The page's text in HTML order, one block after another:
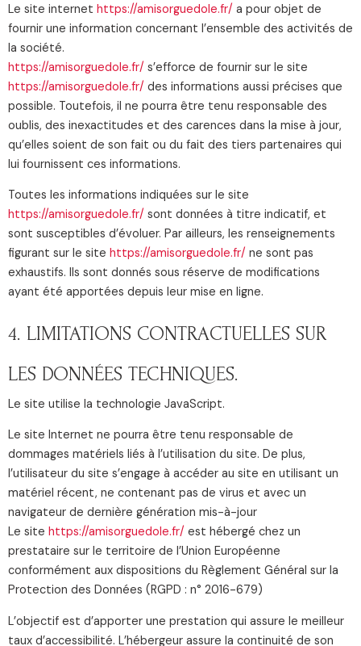
Le site internet https://amisorguedole.fr/ a pour objet de
fournir une information concernant l’ensemble des activités de
la société.
https://amisorguedole.fr/ s’efforce de fournir sur le site
https://amisorguedole.fr/ des informations aussi précises que
possible. Toutefois, il ne pourra être tenu responsable des
oublis, des inexactitudes et des carences dans la mise à jour,
qu’elles soient de son fait ou du fait des tiers partenaires qui
lui fournissent ces informations.
Toutes les informations indiquées sur le site
https://amisorguedole.fr/ sont données à titre indicatif, et
sont susceptibles d’évoluer. Par ailleurs, les renseignements
figurant sur le site https://amisorguedole.fr/ ne sont pas
exhaustifs. Ils sont donnés sous réserve de modifications
ayant été apportées depuis leur mise en ligne.
4. LIMITATIONS CONTRACTUELLES SUR
LES DONNÉES TECHNIQUES.
Le site utilise la technologie JavaScript.
Le site Internet ne pourra être tenu responsable de
dommages matériels liés à l’utilisation du site. De plus,
l’utilisateur du site s’engage à accéder au site en utilisant un
matériel récent, ne contenant pas de virus et avec un
navigateur de dernière génération mis-à-jour
Le site https://amisorguedole.fr/ est hébergé chez un
prestataire sur le territoire de l’Union Européenne
conformément aux dispositions du Règlement Général sur la
Protection des Données (RGPD : n° 2016-679)
L’objectif est d’apporter une prestation qui assure le meilleur
taux d’accessibilité. L’hébergeur assure la continuité de son